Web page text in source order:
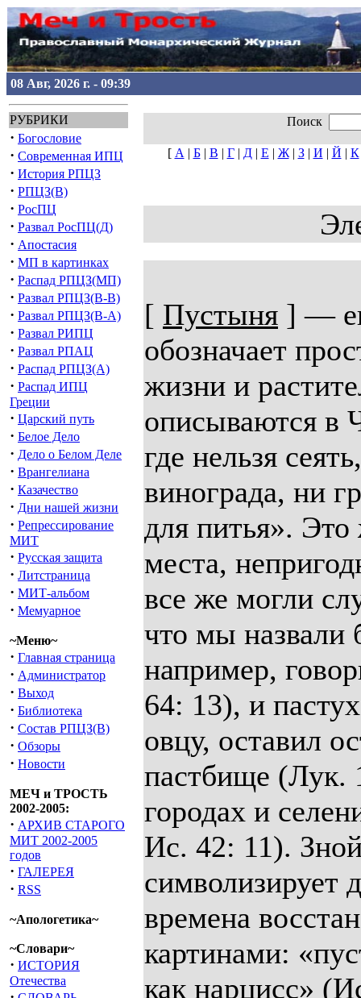
08 Авг, 2026 г. - 09:39
РУБРИКИ
· Богословие
· Современная ИПЦ
· История РПЦЗ
· РПЦЗ(В)
· РосПЦ
· Развал РосПЦ(Д)
· Апостасия
· МП в картинках
· Распад РПЦЗ(МП)
· Развал РПЦЗ(В-В)
· Развал РПЦЗ(В-А)
· Развал РИПЦ
· Развал РПАЦ
· Распад РПЦЗ(А)
· Распад ИПЦ
Греции
· Царский путь
· Белое Дело
· Дело о Белом Деле
· Врангелиана
· Казачество
· Дни нашей жизни
· Репрессирование
МИТ
· Русская защита
· Литстраница
· МИТ-альбом
· Мемуарное
~Меню~
· Главная страница
· Администратор
· Выход
· Библиотека
· Состав РПЦЗ(В)
· Обзоры
· Новости
МЕЧ и ТРОСТЬ
2002-2005:
· АРХИВ СТАРОГО
МИТ 2002-2005
годов
· ГАЛЕРЕЯ
· RSS
~Апологетика~
~Словари~
· ИСТОРИЯ
Отечества
Поиск
[ А | Б| В | Г| Д| Е | Ж| З| И | Й | К
[ Пустыня ] —
обозначает
жизни и
описываются в
где нельзя
винограда, ни
для питья». Это
места,
все же могли
что мы
например,
64: 13), и
овцу, оставил
пастбище (Лук.
городах и
Ис. 42: 11).
символизирует
времена
картинами:
как нарцисс»